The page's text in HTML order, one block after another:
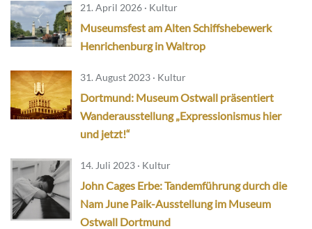
21. April 2026 · Kultur
Museumsfest am Alten Schiffshebewerk
Henrichenburg in Waltrop
31. August 2023 · Kultur
Dortmund: Museum Ostwall präsentiert
Wanderausstellung „Expressionismus hier
und jetzt!“
14. Juli 2023 · Kultur
John Cages Erbe: Tandemführung durch die
Nam June Paik-Ausstellung im Museum
Ostwall Dortmund